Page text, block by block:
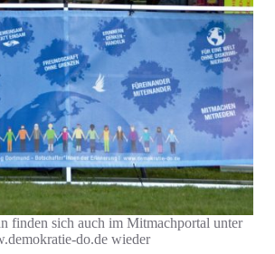
finden sich auch im Mitmachportal unter
do.de wieder